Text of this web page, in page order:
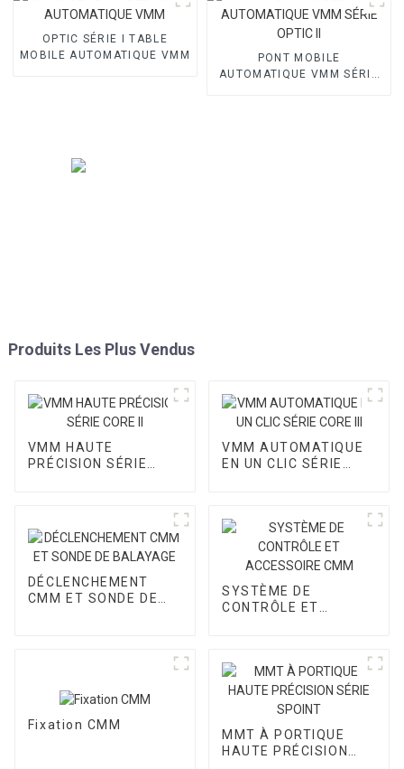
OPTIC SÉRIE I TABLE
MOBILE AUTOMATIQUE VMM
PONT MOBILE
AUTOMATIQUE VMM SÉRIE
Produits Les Plus Vendus
VMM HAUTE
PRÉCISION SÉRIE
VMM AUTOMATIQUE
EN UN CLIC SÉRIE
DÉCLENCHEMENT
CMM ET SONDE DE
SYSTÈME DE
CONTRÔLE ET
Fixation CMM
MMT À PORTIQUE
HAUTE PRÉCISION